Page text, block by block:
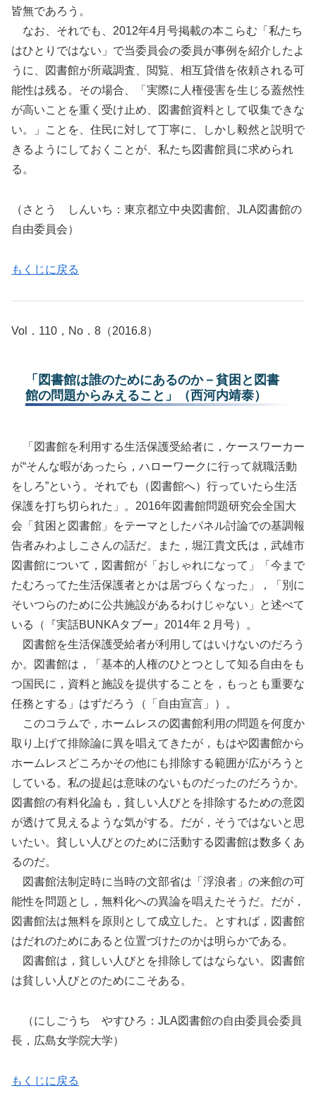
皆無であろう。
なお、それでも、2012年4月号掲載の本こらむ「私たち
はひとりではない」で当委員会の委員が事例を紹介したよ
うに、図書館が所蔵調査、閲覧、相互貸借を依頼される可
能性は残る。その場合、「実際に人権侵害を生じる蓋然性
が高いことを重く受け止め、図書館資料として収集できな
い。」ことを、住民に対して丁寧に、しかし毅然と説明で
きるようにしておくことが、私たち図書館員に求められ
る。
（さとう しんいち：東京都立中央図書館、JLA図書館の
自由委員会）
もくじに戻る
Vol．110，No．8（2016.8）
「図書館は誰のためにあるのか－貧困と図書
館の問題からみえること」（西河内靖泰）
「図書館を利用する生活保護受給者に，ケースワーカー
が“そんな暇があったら，ハローワークに行って就職活動
をしろ”という。それでも（図書館へ）行っていたら生活
保護を打ち切られた」。2016年図書館問題研究会全国大
会「貧困と図書館」をテーマとしたパネル討論での基調報
告者みわよしこさんの話だ。また，堀江貴文氏は，武雄市
図書館について，図書館が「おしゃれになって」「今まで
たむろってた生活保護者とかは居づらくなった」，「別に
そいつらのために公共施設があるわけじゃない」と述べて
いる（『実話BUNKAタブー』2014年２月号）。
図書館を生活保護受給者が利用してはいけないのだろう
か。図書館は，「基本的人権のひとつとして知る自由をも
つ国民に，資料と施設を提供することを，もっとも重要な
任務とする」はずだろう（「自由宣言」）。
このコラムで，ホームレスの図書館利用の問題を何度か
取り上げて排除論に異を唱えてきたが，もはや図書館から
ホームレスどころかその他にも排除する範囲が広がろうと
している。私の提起は意味のないものだったのだろうか。
図書館の有料化論も，貧しい人びとを排除するための意図
が透けて見えるような気がする。だが，そうではないと思
いたい。貧しい人びとのために活動する図書館は数多くあ
るのだ。
図書館法制定時に当時の文部省は「浮浪者」の来館の可
能性を問題とし，無料化への異論を唱えたそうだ。だが，
図書館法は無料を原則として成立した。とすれば，図書館
はだれのためにあると位置づけたのかは明らかである。
図書館は，貧しい人びとを排除してはならない。図書館
は貧しい人びとのためにこそある。
（にしごうち やすひろ：JLA図書館の自由委員会委員
長，広島女学院大学）
もくじに戻る